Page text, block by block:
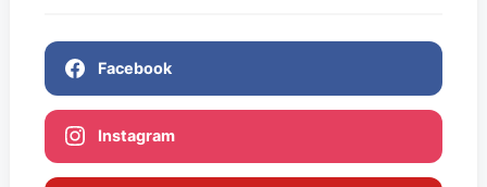
Facebook
Instagram